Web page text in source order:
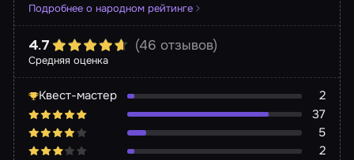
Подробнее о народном рейтинге
Средняя оценка
4.7 (46 отзывов)
Квест-мастер
2
37
5
2